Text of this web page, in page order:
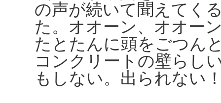
の声が続いて聞えてく
た。オオーン、オオー
たとたんに頭をごつん
コンクリートの壁らし
もしない。出られない